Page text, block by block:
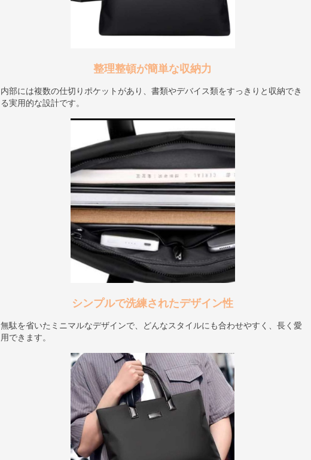
整理整頓が簡単な収納力
内部には複数の仕切りポケットがあり、書類やデバイス類をすっきりと収納でき
る実用的な設計です。
シンプルで洗練されたデザイン性
無駄を省いたミニマルなデザインで、どんなスタイルにも合わせやすく、長く愛
用できます。